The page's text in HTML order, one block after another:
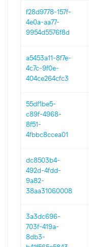
f28d9778-157f-
4e0a-aa77-
9954d5576f8d
a5453a11-8f7e-
4c7c-9f0e-
404ce264cfc3
55df1be5-
c89f-4968-
8f51-
4fbbc8ccea01
dc8503b4-
492d-4fdd-
9a82-
38aa31060008
3a3dc696-
703f-419a-
8db3-